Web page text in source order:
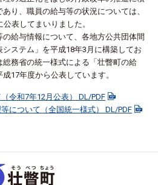
り、職員の給与等の状況については、
表してまいりました。
給与情報について、各地方公共団体間
ステム」を平成18年3月に構築してお
務省の統一様式による「壮瞥町の給
17年度から公表しています。
令和7年12月公表） DL/PDF
について（全国統一様式） DL/PDF